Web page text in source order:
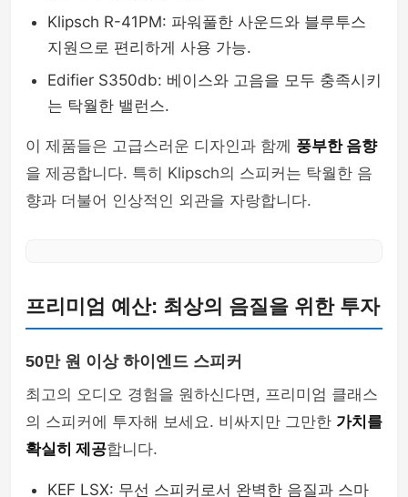
Klipsch R-41PM: 파워풀한 사운드와 블루투스
지원으로 편리하게 사용 가능.
Edifier S350db: 베이스와 고음을 모두 충족시키
는 탁월한 밸런스.
이 제품들은 고급스러운 디자인과 함께 풍부한 음향
을 제공합니다. 특히 Klipsch의 스피커는 탁월한 음
향과 더불어 인상적인 외관을 자랑합니다.
프리미엄 예산: 최상의 음질을 위한 투자
50만 원 이상 하이엔드 스피커
최고의 오디오 경험을 원하신다면, 프리미엄 클래스
의 스피커에 투자해 보세요. 비싸지만 그만한 가치를
확실히 제공합니다.
KEF LSX: 무선 스피커로서 완벽한 음질과 스마